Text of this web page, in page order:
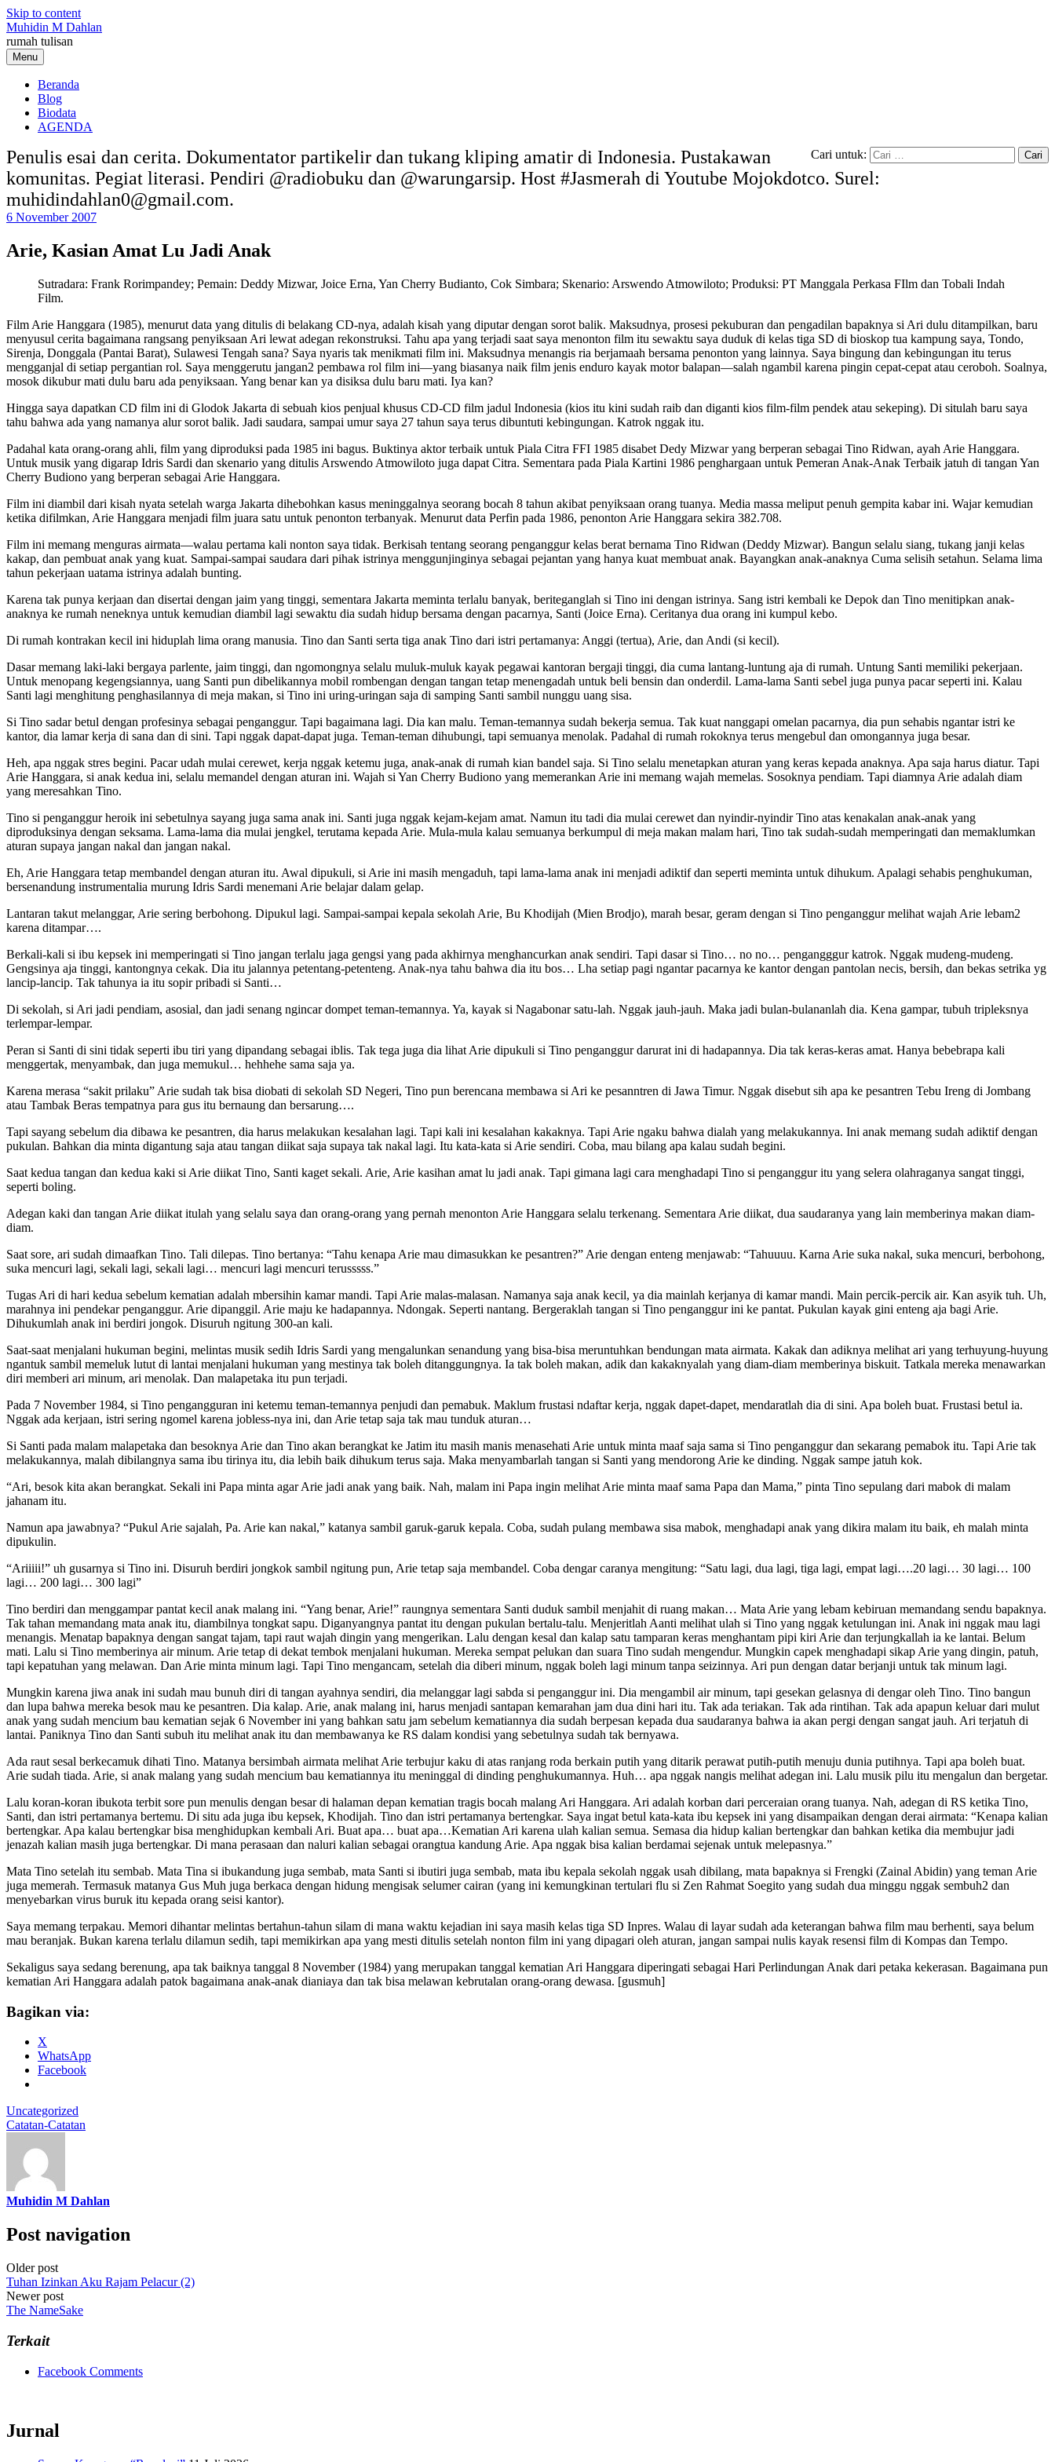
Skip to content
Muhidin M Dahlan
rumah tulisan
Menu
Beranda
Blog
Biodata
AGENDA
Cari untuk:
Penulis esai dan cerita. Dokumentator partikelir dan tukang kliping amatir di Indonesia. Pustakawan
komunitas. Pegiat literasi. Pendiri @radiobuku dan @warungarsip. Host #Jasmerah di Youtube Mojokdotco. Surel:
muhidindahlan0@gmail.com.
6 November 2007
Arie, Kasian Amat Lu Jadi Anak
Sutradara: Frank Rorimpandey; Pemain: Deddy Mizwar, Joice Erna, Yan Cherry Budianto, Cok Simbara; Skenario: Arswendo Atmowiloto; Produksi: PT Manggala Perkasa FIlm dan Tobali Indah
Film.
Film Arie Hanggara (1985), menurut data yang ditulis di belakang CD-nya, adalah kisah yang diputar dengan sorot balik. Maksudnya, prosesi pekuburan dan pengadilan bapaknya si Ari dulu ditampilkan, baru
menyusul cerita bagaimana rangsang penyiksaan Ari lewat adegan rekonstruksi. Tahu apa yang terjadi saat saya menonton film itu sewaktu saya duduk di kelas tiga SD di bioskop tua kampung saya, Tondo,
Sirenja, Donggala (Pantai Barat), Sulawesi Tengah sana? Saya nyaris tak menikmati film ini. Maksudnya menangis ria berjamaah bersama penonton yang lainnya. Saya bingung dan kebingungan itu terus
mengganjal di setiap pergantian rol. Saya menggerutu jangan2 pembawa rol film ini—yang biasanya naik film jenis enduro kayak motor balapan—salah ngambil karena pingin cepat-cepat atau ceroboh. Soalnya,
mosok dikubur mati dulu baru ada penyiksaan. Yang benar kan ya disiksa dulu baru mati. Iya kan?
Hingga saya dapatkan CD film ini di Glodok Jakarta di sebuah kios penjual khusus CD-CD film jadul Indonesia (kios itu kini sudah raib dan diganti kios film-film pendek atau sekeping). Di situlah baru saya
tahu bahwa ada yang namanya alur sorot balik. Jadi saudara, sampai umur saya 27 tahun saya terus dibuntuti kebingungan. Katrok nggak itu.
Padahal kata orang-orang ahli, film yang diproduksi pada 1985 ini bagus. Buktinya aktor terbaik untuk Piala Citra FFI 1985 disabet Dedy Mizwar yang berperan sebagai Tino Ridwan, ayah Arie Hanggara.
Untuk musik yang digarap Idris Sardi dan skenario yang ditulis Arswendo Atmowiloto juga dapat Citra. Sementara pada Piala Kartini 1986 penghargaan untuk Pemeran Anak-Anak Terbaik jatuh di tangan Yan
Cherry Budiono yang berperan sebagai Arie Hanggara.
Film ini diambil dari kisah nyata setelah warga Jakarta dihebohkan kasus meninggalnya seorang bocah 8 tahun akibat penyiksaan orang tuanya. Media massa meliput penuh gempita kabar ini. Wajar kemudian
ketika difilmkan, Arie Hanggara menjadi film juara satu untuk penonton terbanyak. Menurut data Perfin pada 1986, penonton Arie Hanggara sekira 382.708.
Film ini memang menguras airmata—walau pertama kali nonton saya tidak. Berkisah tentang seorang penganggur kelas berat bernama Tino Ridwan (Deddy Mizwar). Bangun selalu siang, tukang janji kelas
kakap, dan pembuat anak yang kuat. Sampai-sampai saudara dari pihak istrinya menggunjinginya sebagai pejantan yang hanya kuat membuat anak. Bayangkan anak-anaknya Cuma selisih setahun. Selama lima
tahun pekerjaan uatama istrinya adalah bunting.
Karena tak punya kerjaan dan disertai dengan jaim yang tinggi, sementara Jakarta meminta terlalu banyak, beriteganglah si Tino ini dengan istrinya. Sang istri kembali ke Depok dan Tino menitipkan anak-
anaknya ke rumah neneknya untuk kemudian diambil lagi sewaktu dia sudah hidup bersama dengan pacarnya, Santi (Joice Erna). Ceritanya dua orang ini kumpul kebo.
Di rumah kontrakan kecil ini hiduplah lima orang manusia. Tino dan Santi serta tiga anak Tino dari istri pertamanya: Anggi (tertua), Arie, dan Andi (si kecil).
Dasar memang laki-laki bergaya parlente, jaim tinggi, dan ngomongnya selalu muluk-muluk kayak pegawai kantoran bergaji tinggi, dia cuma lantang-luntung aja di rumah. Untung Santi memiliki pekerjaan.
Untuk menopang kegengsiannya, uang Santi pun dibelikannya mobil rombengan dengan tangan tetap menengadah untuk beli bensin dan onderdil. Lama-lama Santi sebel juga punya pacar seperti ini. Kalau
Santi lagi menghitung penghasilannya di meja makan, si Tino ini uring-uringan saja di samping Santi sambil nunggu uang sisa.
Si Tino sadar betul dengan profesinya sebagai penganggur. Tapi bagaimana lagi. Dia kan malu. Teman-temannya sudah bekerja semua. Tak kuat nanggapi omelan pacarnya, dia pun sehabis ngantar istri ke
kantor, dia lamar kerja di sana dan di sini. Tapi nggak dapat-dapat juga. Teman-teman dihubungi, tapi semuanya menolak. Padahal di rumah rokoknya terus mengebul dan omongannya juga besar.
Heh, apa nggak stres begini. Pacar udah mulai cerewet, kerja nggak ketemu juga, anak-anak di rumah kian bandel saja. Si Tino selalu menetapkan aturan yang keras kepada anaknya. Apa saja harus diatur. Tapi
Arie Hanggara, si anak kedua ini, selalu memandel dengan aturan ini. Wajah si Yan Cherry Budiono yang memerankan Arie ini memang wajah memelas. Sosoknya pendiam. Tapi diamnya Arie adalah diam
yang meresahkan Tino.
Tino si penganggur heroik ini sebetulnya sayang juga sama anak ini. Santi juga nggak kejam-kejam amat. Namun itu tadi dia mulai cerewet dan nyindir-nyindir Tino atas kenakalan anak-anak yang
diproduksinya dengan seksama. Lama-lama dia mulai jengkel, terutama kepada Arie. Mula-mula kalau semuanya berkumpul di meja makan malam hari, Tino tak sudah-sudah memperingati dan memaklumkan
aturan supaya jangan nakal dan jangan nakal.
Eh, Arie Hanggara tetap membandel dengan aturan itu. Awal dipukuli, si Arie ini masih mengaduh, tapi lama-lama anak ini menjadi adiktif dan seperti meminta untuk dihukum. Apalagi sehabis penghukuman,
bersenandung instrumentalia murung Idris Sardi menemani Arie belajar dalam gelap.
Lantaran takut melanggar, Arie sering berbohong. Dipukul lagi. Sampai-sampai kepala sekolah Arie, Bu Khodijah (Mien Brodjo), marah besar, geram dengan si Tino penganggur melihat wajah Arie lebam2
karena ditampar….
Berkali-kali si ibu kepsek ini memperingati si Tino jangan terlalu jaga gengsi yang pada akhirnya menghancurkan anak sendiri. Tapi dasar si Tino… no no… pengangggur katrok. Nggak mudeng-mudeng.
Gengsinya aja tinggi, kantongnya cekak. Dia itu jalannya petentang-petenteng. Anak-nya tahu bahwa dia itu bos… Lha setiap pagi ngantar pacarnya ke kantor dengan pantolan necis, bersih, dan bekas setrika yg
lancip-lancip. Tak tahunya ia itu sopir pribadi si Santi…
Di sekolah, si Ari jadi pendiam, asosial, dan jadi senang ngincar dompet teman-temannya. Ya, kayak si Nagabonar satu-lah. Nggak jauh-jauh. Maka jadi bulan-bulananlah dia. Kena gampar, tubuh tripleksnya
terlempar-lempar.
Peran si Santi di sini tidak seperti ibu tiri yang dipandang sebagai iblis. Tak tega juga dia lihat Arie dipukuli si Tino penganggur darurat ini di hadapannya. Dia tak keras-keras amat. Hanya bebebrapa kali
menggertak, menyambak, dan juga memukul… hehhehe sama saja ya.
Karena merasa “sakit prilaku” Arie sudah tak bisa diobati di sekolah SD Negeri, Tino pun berencana membawa si Ari ke pesanntren di Jawa Timur. Nggak disebut sih apa ke pesantren Tebu Ireng di Jombang
atau Tambak Beras tempatnya para gus itu bernaung dan bersarung….
Tapi sayang sebelum dia dibawa ke pesantren, dia harus melakukan kesalahan lagi. Tapi kali ini kesalahan kakaknya. Tapi Arie ngaku bahwa dialah yang melakukannya. Ini anak memang sudah adiktif dengan
pukulan. Bahkan dia minta digantung saja atau tangan diikat saja supaya tak nakal lagi. Itu kata-kata si Arie sendiri. Coba, mau bilang apa kalau sudah begini.
Saat kedua tangan dan kedua kaki si Arie diikat Tino, Santi kaget sekali. Arie, Arie kasihan amat lu jadi anak. Tapi gimana lagi cara menghadapi Tino si penganggur itu yang selera olahraganya sangat tinggi,
seperti boling.
Adegan kaki dan tangan Arie diikat itulah yang selalu saya dan orang-orang yang pernah menonton Arie Hanggara selalu terkenang. Sementara Arie diikat, dua saudaranya yang lain memberinya makan diam-
diam.
Saat sore, ari sudah dimaafkan Tino. Tali dilepas. Tino bertanya: “Tahu kenapa Arie mau dimasukkan ke pesantren?” Arie dengan enteng menjawab: “Tahuuuu. Karna Arie suka nakal, suka mencuri, berbohong,
suka mencuri lagi, sekali lagi, sekali lagi… mencuri lagi mencuri terusssss.”
Tugas Ari di hari kedua sebelum kematian adalah mbersihin kamar mandi. Tapi Arie malas-malasan. Namanya saja anak kecil, ya dia mainlah kerjanya di kamar mandi. Main percik-percik air. Kan asyik tuh. Uh,
marahnya ini pendekar penganggur. Arie dipanggil. Arie maju ke hadapannya. Ndongak. Seperti nantang. Bergeraklah tangan si Tino penganggur ini ke pantat. Pukulan kayak gini enteng aja bagi Arie.
Dihukumlah anak ini berdiri jongok. Disuruh ngitung 300-an kali.
Saat-saat menjalani hukuman begini, melintas musik sedih Idris Sardi yang mengalunkan senandung yang bisa-bisa meruntuhkan bendungan mata airmata. Kakak dan adiknya melihat ari yang terhuyung-huyung
ngantuk sambil memeluk lutut di lantai menjalani hukuman yang mestinya tak boleh ditanggungnya. Ia tak boleh makan, adik dan kakaknyalah yang diam-diam memberinya biskuit. Tatkala mereka menawarkan
diri memberi ari minum, ari menolak. Dan malapetaka itu pun terjadi.
Pada 7 November 1984, si Tino pengangguran ini ketemu teman-temannya penjudi dan pemabuk. Maklum frustasi ndaftar kerja, nggak dapet-dapet, mendaratlah dia di sini. Apa boleh buat. Frustasi betul ia.
Nggak ada kerjaan, istri sering ngomel karena jobless-nya ini, dan Arie tetap saja tak mau tunduk aturan…
Si Santi pada malam malapetaka dan besoknya Arie dan Tino akan berangkat ke Jatim itu masih manis menasehati Arie untuk minta maaf saja sama si Tino penganggur dan sekarang pemabok itu. Tapi Arie tak
melakukannya, malah dibilangnya sama ibu tirinya itu, dia lebih baik dihukum terus saja. Maka menyambarlah tangan si Santi yang mendorong Arie ke dinding. Nggak sampe jatuh kok.
“Ari, besok kita akan berangkat. Sekali ini Papa minta agar Arie jadi anak yang baik. Nah, malam ini Papa ingin melihat Arie minta maaf sama Papa dan Mama,” pinta Tino sepulang dari mabok di malam
jahanam itu.
Namun apa jawabnya? “Pukul Arie sajalah, Pa. Arie kan nakal,” katanya sambil garuk-garuk kepala. Coba, sudah pulang membawa sisa mabok, menghadapi anak yang dikira malam itu baik, eh malah minta
dipukulin.
“Ariiiii!” uh gusarnya si Tino ini. Disuruh berdiri jongkok sambil ngitung pun, Arie tetap saja membandel. Coba dengar caranya mengitung: “Satu lagi, dua lagi, tiga lagi, empat lagi….20 lagi… 30 lagi… 100
lagi… 200 lagi… 300 lagi”
Tino berdiri dan menggampar pantat kecil anak malang ini. “Yang benar, Arie!” raungnya sementara Santi duduk sambil menjahit di ruang makan… Mata Arie yang lebam kebiruan memandang sendu bapaknya.
Tak tahan memandang mata anak itu, diambilnya tongkat sapu. Diganyangnya pantat itu dengan pukulan bertalu-talu. Menjeritlah Aanti melihat ulah si Tino yang nggak ketulungan ini. Anak ini nggak mau lagi
menangis. Menatap bapaknya dengan sangat tajam, tapi raut wajah dingin yang mengerikan. Lalu dengan kesal dan kalap satu tamparan keras menghantam pipi kiri Arie dan terjungkallah ia ke lantai. Belum
mati. Lalu si Tino memberinya air minum. Arie tetap di dekat tembok menjalani hukuman. Mereka sempat pelukan dan suara Tino sudah mengendur. Mungkin capek menghadapi sikap Arie yang dingin, patuh,
tapi kepatuhan yang melawan. Dan Arie minta minum lagi. Tapi Tino mengancam, setelah dia diberi minum, nggak boleh lagi minum tanpa seizinnya. Ari pun dengan datar berjanji untuk tak minum lagi.
Mungkin karena jiwa anak ini sudah mau bunuh diri di tangan ayahnya sendiri, dia melanggar lagi sabda si penganggur ini. Dia mengambil air minum, tapi gesekan gelasnya di dengar oleh Tino. Tino bangun
dan lupa bahwa mereka besok mau ke pesantren. Dia kalap. Arie, anak malang ini, harus menjadi santapan kemarahan jam dua dini hari itu. Tak ada teriakan. Tak ada rintihan. Tak ada apapun keluar dari mulut
anak yang sudah mencium bau kematian sejak 6 November ini yang bahkan satu jam sebelum kematiannya dia sudah berpesan kepada dua saudaranya bahwa ia akan pergi dengan sangat jauh. Ari terjatuh di
lantai. Paniknya Tino dan Santi subuh itu melihat anak itu dan membawanya ke RS dalam kondisi yang sebetulnya sudah tak bernyawa.
Ada raut sesal berkecamuk dihati Tino. Matanya bersimbah airmata melihat Arie terbujur kaku di atas ranjang roda berkain putih yang ditarik perawat putih-putih menuju dunia putihnya. Tapi apa boleh buat.
Arie sudah tiada. Arie, si anak malang yang sudah mencium bau kematiannya itu meninggal di dinding penghukumannya. Huh… apa nggak nangis melihat adegan ini. Lalu musik pilu itu mengalun dan bergetar.
Lalu koran-koran ibukota terbit sore pun menulis dengan besar di halaman depan kematian tragis bocah malang Ari Hanggara. Ari adalah korban dari perceraian orang tuanya. Nah, adegan di RS ketika Tino,
Santi, dan istri pertamanya bertemu. Di situ ada juga ibu kepsek, Khodijah. Tino dan istri pertamanya bertengkar. Saya ingat betul kata-kata ibu kepsek ini yang disampaikan dengan derai airmata: “Kenapa kalian
bertengkar. Apa kalau bertengkar bisa menghidupkan kembali Ari. Buat apa… buat apa…Kematian Ari karena ulah kalian semua. Semasa dia hidup kalian bertengkar dan bahkan ketika dia membujur jadi
jenazah kalian masih juga bertengkar. Di mana perasaan dan naluri kalian sebagai orangtua kandung Arie. Apa nggak bisa kalian berdamai sejenak untuk melepasnya.”
Mata Tino setelah itu sembab. Mata Tina si ibukandung juga sembab, mata Santi si ibutiri juga sembab, mata ibu kepala sekolah nggak usah dibilang, mata bapaknya si Frengki (Zainal Abidin) yang teman Arie
juga memerah. Termasuk matanya Gus Muh juga berkaca dengan hidung mengisak selumer cairan (yang ini kemungkinan tertulari flu si Zen Rahmat Soegito yang sudah dua minggu nggak sembuh2 dan
menyebarkan virus buruk itu kepada orang seisi kantor).
Saya memang terpakau. Memori dihantar melintas bertahun-tahun silam di mana waktu kejadian ini saya masih kelas tiga SD Inpres. Walau di layar sudah ada keterangan bahwa film mau berhenti, saya belum
mau beranjak. Bukan karena terlalu dilamun sedih, tapi memikirkan apa yang mesti ditulis setelah nonton film ini yang dipagari oleh aturan, jangan sampai nulis kayak resensi film di Kompas dan Tempo.
Sekaligus saya sedang berenung, apa tak baiknya tanggal 8 November (1984) yang merupakan tanggal kematian Ari Hanggara diperingati sebagai Hari Perlindungan Anak dari petaka kekerasan. Bagaimana pun
kematian Ari Hanggara adalah patok bagaimana anak-anak dianiaya dan tak bisa melawan kebrutalan orang-orang dewasa. [gusmuh]
Bagikan via:
X
WhatsApp
Facebook
Uncategorized
Catatan-Catatan
Muhidin M Dahlan
Post navigation
Older post
Tuhan Izinkan Aku Rajam Pelacur (2)
Newer post
The NameSake
Terkait
Facebook Comments
Jurnal